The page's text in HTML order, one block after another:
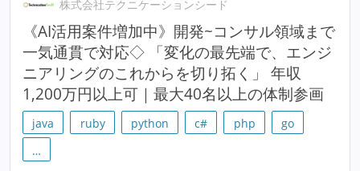
株式会社テクニケーションシード
《AI活用案件増加中》開発~コンサル領域まで
一気通貫で対応◇ 「変化の最先端で、エンジ
ニアリングのこれからを切り拓く」 年収
1,200万円以上可｜最大40名以上の体制参画
java ruby python c# php
go
…